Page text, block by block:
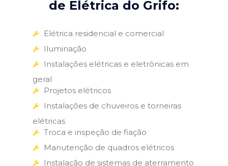
de Elétrica do Grifo:
Elétrica residencial e comercial
Iluminação
Instalações elétricas e eletrônicas em
geral
Projetos elétricos
Instalações de chuveiros e torneiras
elétricas
Troca e inspeção de fiação
Manutenção de quadros elétricos
Instalação de sistemas de aterramento